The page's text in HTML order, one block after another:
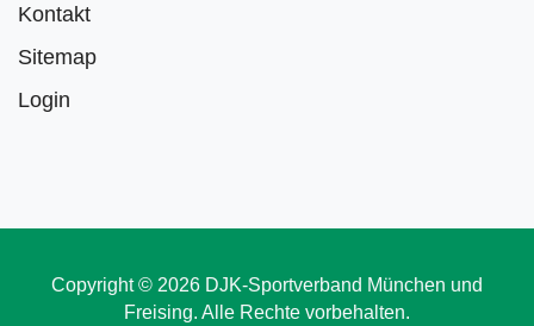
Kontakt
Sitemap
Login
Copyright © 2026 DJK-Sportverband München und
Freising. Alle Rechte vorbehalten.